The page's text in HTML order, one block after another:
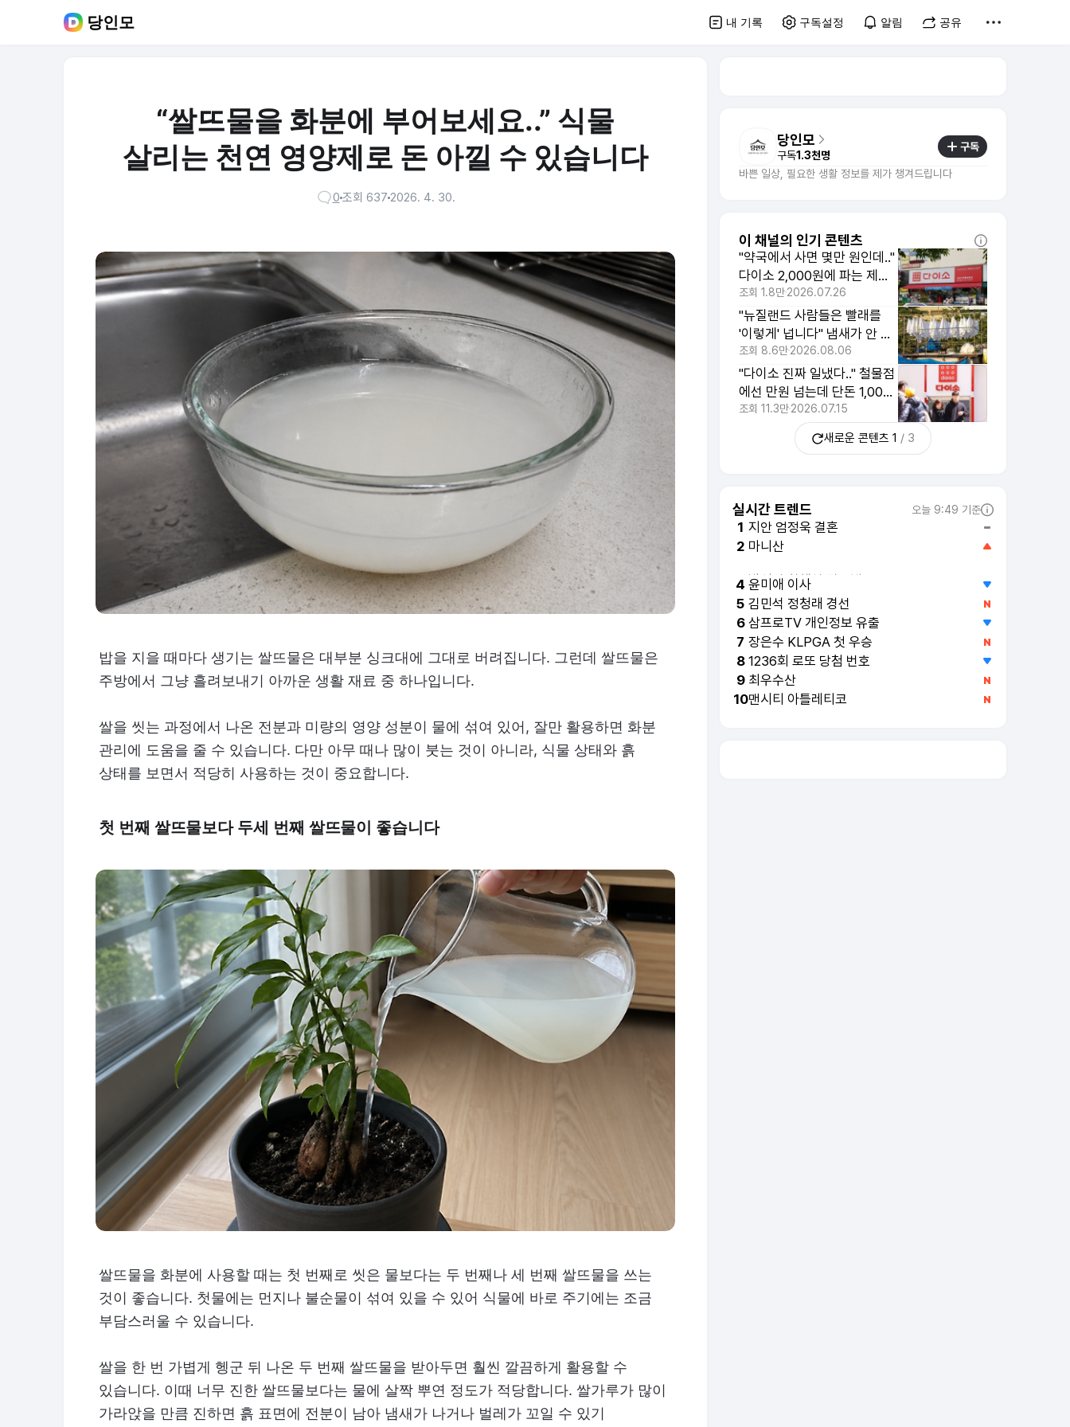
당인모 내 기록 구독설정 알림 공유
“쌀뜨물을 화분에 부어보세요..” 식물
살리는 천연 영양제로 돈 아낄 수 있습니다
0조회 6372026. 4. 30.
밥을 지을 때마다 생기는 쌀뜨물은 대부분 싱크대에 그대로 버려집니다. 그런데 쌀뜨물은
주방에서 그냥 흘려보내기 아까운 생활 재료 중 하나입니다.
쌀을 씻는 과정에서 나온 전분과 미량의 영양 성분이 물에 섞여 있어, 잘만 활용하면 화분
관리에 도움을 줄 수 있습니다. 다만 아무 때나 많이 붓는 것이 아니라, 식물 상태와 흙
상태를 보면서 적당히 사용하는 것이 중요합니다.
첫 번째 쌀뜨물보다 두세 번째 쌀뜨물이 좋습니다
쌀뜨물을 화분에 사용할 때는 첫 번째로 씻은 물보다는 두 번째나 세 번째 쌀뜨물을 쓰는
것이 좋습니다. 첫물에는 먼지나 불순물이 섞여 있을 수 있어 식물에 바로 주기에는 조금
부담스러울 수 있습니다.
쌀을 한 번 가볍게 헹군 뒤 나온 두 번째 쌀뜨물을 받아두면 훨씬 깔끔하게 활용할 수
있습니다. 이때 너무 진한 쌀뜨물보다는 물에 살짝 뿌연 정도가 적당합니다. 쌀가루가 많이
가라앉을 만큼 진하면 흙 표면에 전분이 남아 냄새가 나거나 벌레가 꼬일 수 있기
당인모
구독1.3천명
구독
바쁜 일상, 필요한 생활 정보를 제가 챙겨드립니다
이 채널의 인기 콘텐츠
"약국에서 사면 몇만 원인데.."
다이소 2,000원에 파는 제약
사 영양제 3가지
조회 1.8만2026.07.26
"뉴질랜드 사람들은 빨래를
'이렇게' 넙니다" 냄새가 안 납
니다
조회 8.6만2026.08.06
"다이소 진짜 일냈다.." 철물점
에선 만원 넘는데 단돈 1,000
원에 파는 집수리템 3가지
조회 11.3만2026.07.15
새로운 콘텐츠 1 / 3
실시간 트렌드 오늘 9:49 기준
1 지안 엄정욱 결혼
2 마니산
4 윤미애 이사
5 김민석 정청래 경선
6 삼프로TV 개인정보 유출
7 장은수 KLPGA 첫 우승
8 1236회 로또 당첨 번호
9 최우수산
10맨시티 아틀레티코